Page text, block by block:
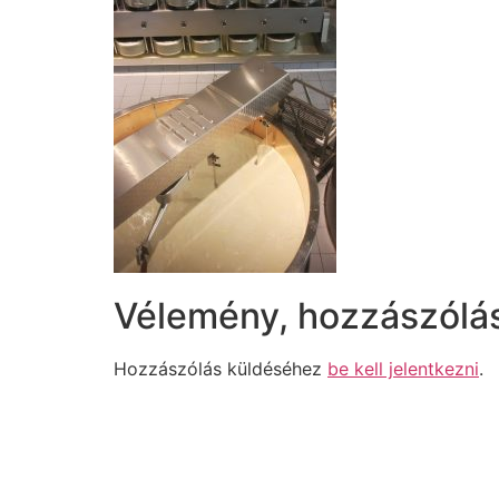
Vélemény,
Hozzászólás küldéséhez be kell jelentkezni.